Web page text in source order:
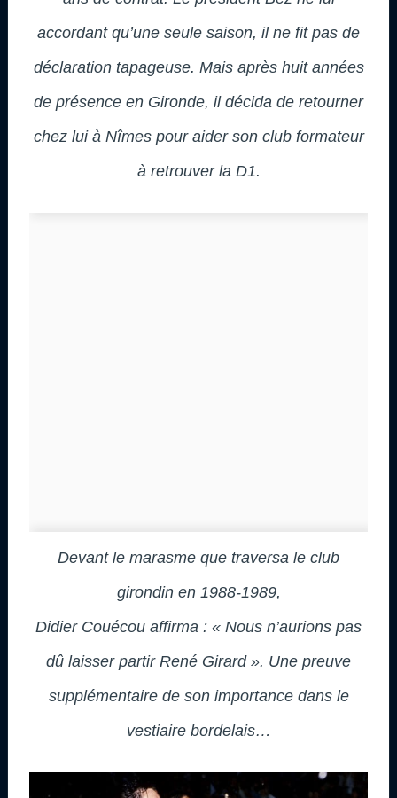
accordant qu’une seule saison, il ne fit pas de
déclaration tapageuse. Mais après huit années
de présence en Gironde, il décida de retourner
chez lui à Nîmes pour aider son club formateur
à retrouver la D1.
Devant le marasme que traversa le club
girondin en 1988-1989,
Didier Couécou affirma : « Nous n’aurions pas
dû laisser partir René Girard ». Une preuve
supplémentaire de son importance dans le
vestiaire bordelais…